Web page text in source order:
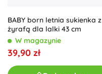
BABY born letnia sukienka z
żyrafą dla lalki 43 cm
W magazynie
39,90 zł